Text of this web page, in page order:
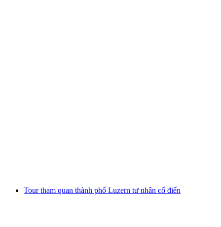
Tour tham quan thành phố Luzern tư nhân cổ điển